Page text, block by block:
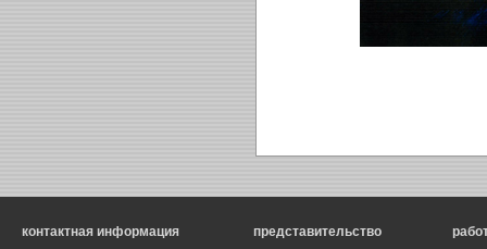
контактная информация представительство